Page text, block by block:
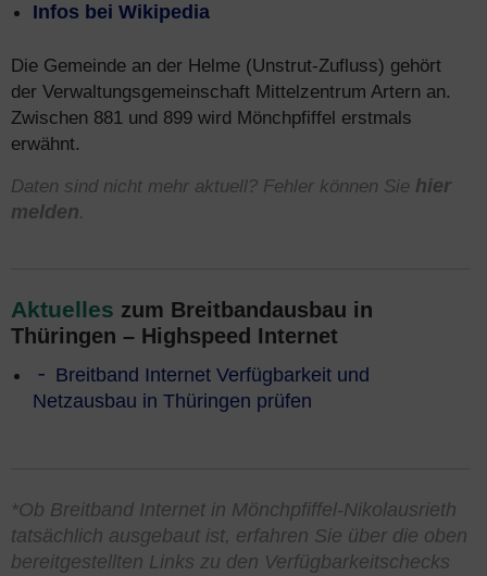
Infos bei Wikipedia
Die Gemeinde an der Helme (Unstrut-Zufluss) gehört
der Verwaltungsgemeinschaft Mittelzentrum Artern an.
Zwischen 881 und 899 wird Mönchpfiffel erstmals
erwähnt.
Daten sind nicht mehr aktuell? Fehler können Sie hier
melden.
Aktuelles zum Breitbandausbau in
Thüringen – Highspeed Internet
Breitband Internet Verfügbarkeit und
Netzausbau in Thüringen prüfen
*Ob Breitband Internet in Mönchpfiffel-Nikolausrieth
tatsächlich ausgebaut ist, erfahren Sie über die oben
bereitgestellten Links zu den Verfügbarkeitschecks